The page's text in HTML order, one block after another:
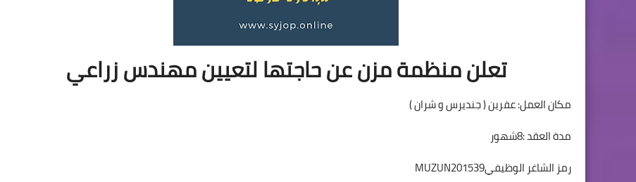
تعلن منظمة مزن عن حاجتها لتعيين مهندس زراعي
مكان العمل: عفرين ( جنديرس و شران )
مدة العقد :8شهور
رمز الشاغر الوظيفيMUZUN201539